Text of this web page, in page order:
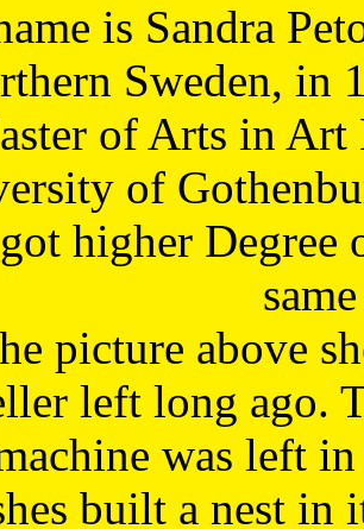
is Sandra
Sweden, in
of Arts in Art
of
higher Degree
picture above
left long ago.
was left
built a nest in